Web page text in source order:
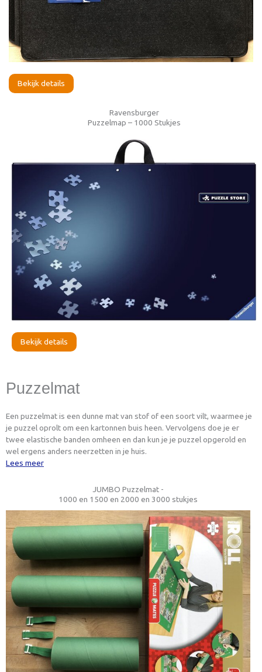
Bekijk details
Ravensburger
Puzzelmap – 1000 Stukjes
Bekijk details
Puzzelmat
Een puzzelmat is een dunne mat van stof of een soort vilt, waarmee je
je puzzel oprolt om een kartonnen buis heen. Vervolgens doe je er
twee elastische banden omheen en dan kun je je puzzel opgerold en
wel ergens anders neerzetten in je huis.
Lees meer
JUMBO Puzzelmat -
1000 en 1500 en 2000 en 3000 stukjes